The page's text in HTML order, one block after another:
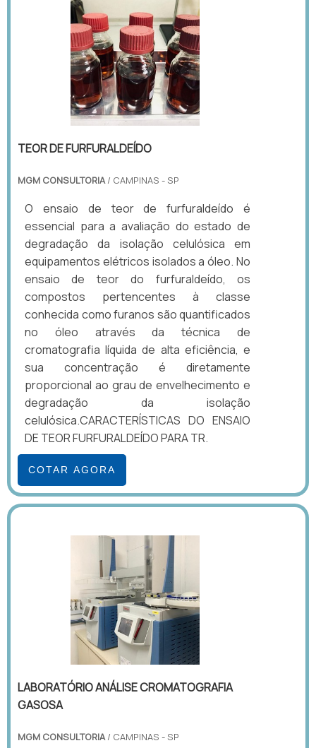
TEOR DE FURFURALDEÍDO
MGM CONSULTORIA/ CAMPINAS - SP
O ensaio de teor de furfuraldeído é
essencial para a avaliação do estado de
degradação da isolação celulósica em
equipamentos elétricos isolados a óleo. No
ensaio de teor do furfuraldeído, os
compostos pertencentes à classe
conhecida como furanos são quantificados
no óleo através da técnica de
cromatografia líquida de alta eficiência, e
sua concentração é diretamente
proporcional ao grau de envelhecimento e
degradação da isolação
celulósica.CARACTERÍSTICAS DO ENSAIO
DE TEOR FURFURALDEÍDO PARA TR.
COTAR AGORA
LABORATÓRIO ANÁLISE CROMATOGRAFIA
GASOSA
MGM CONSULTORIA/ CAMPINAS - SP